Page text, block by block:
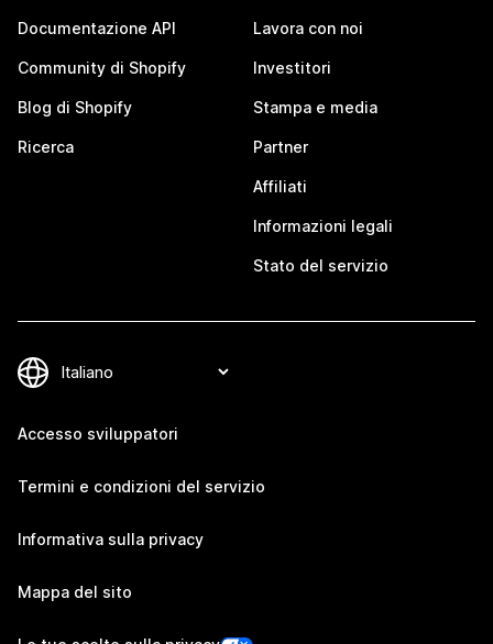
Documentazione API
Community di Shopify
Blog di Shopify
Ricerca
Lavora con noi
Investitori
Stampa e media
Partner
Affiliati
Informazioni legali
Stato del servizio
Accesso sviluppatori
Termini e condizioni del servizio
Informativa sulla privacy
Mappa del sito